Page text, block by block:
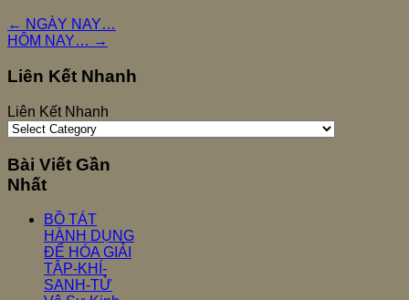
← NGÀY NAY…
HÔM NAY… →
Liên Kết Nhanh
Liên Kết Nhanh
Bài Viết Gần
Nhất
BỒ TÁT
HÀNH DỤNG
ĐỂ HÓA GIẢI
TẬP-KHÍ-
SANH-TỬ